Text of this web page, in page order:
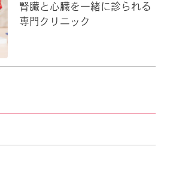
腎臓と心臓を一緒に診られる
専門クリニック